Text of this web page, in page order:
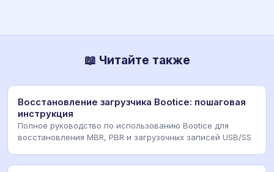
📖 Читайте также
Восстановление загрузчика Bootice: пошаговая
инструкция
Полное руководство по использованию Bootice для
восстановления MBR, PBR и загрузочных записей USB/SS